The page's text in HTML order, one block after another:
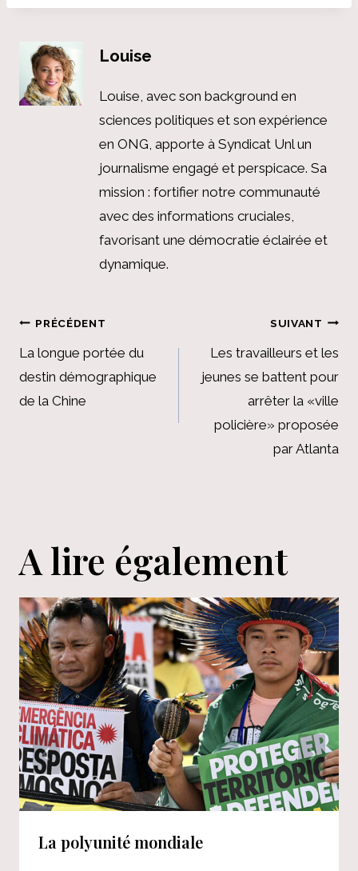
Louise
Louise, avec son background en
sciences politiques et son expérience
en ONG, apporte à Syndicat Unl un
journalisme engagé et perspicace. Sa
mission : fortifier notre communauté
avec des informations cruciales,
favorisant une démocratie éclairée et
dynamique.
Navigation
de
l’article
PRÉCÉDENT
La longue portée du
destin démographique
de la Chine
SUIVANT
Les travailleurs et les
jeunes se battent pour
arrêter la «ville
policière» proposée
par Atlanta
A lire également
La polyunité mondiale